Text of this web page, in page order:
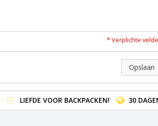
* Verplichte
Opslaan
LIEFDE VOOR BACKPACKEN! 30